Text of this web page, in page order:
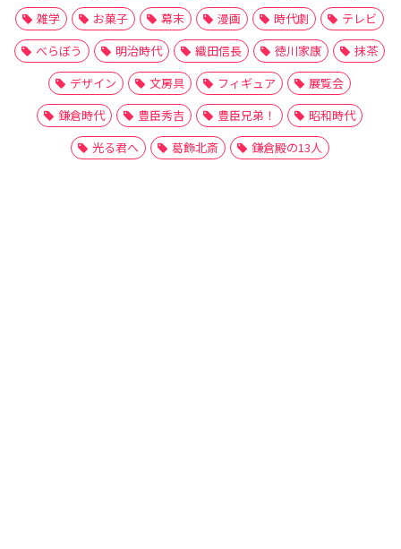
雑学
お菓子 幕末 漫画 時代劇
テレビ
べらぼう
明治時代 織田信長 徳川家康
抹茶
デザイン
文房具 フィギュア
展覧会
鎌倉時代
豊臣秀吉 豊臣兄弟！
昭和時代
光る君へ
葛飾北斎 鎌倉殿の13人